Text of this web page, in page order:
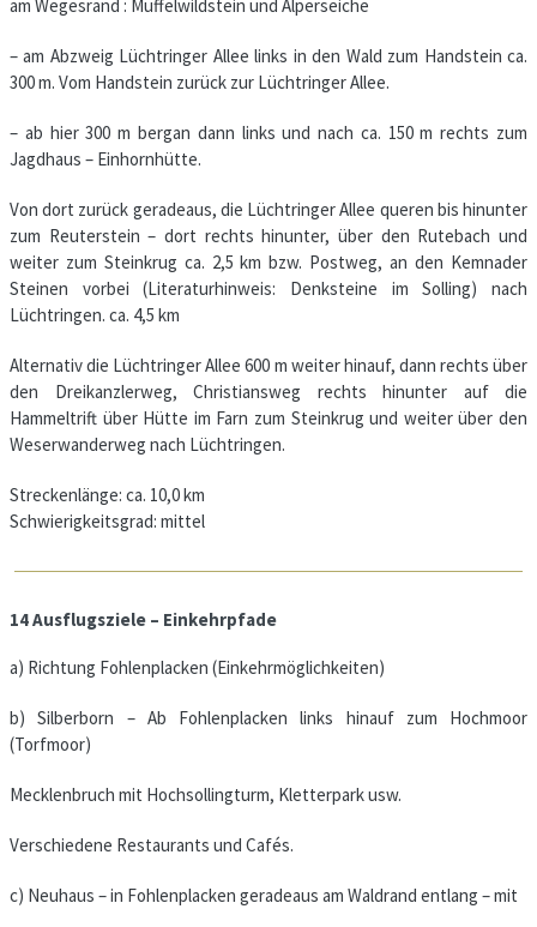
am Wegesrand : Muffelwildstein und Alperseiche
– am Abzweig Lüchtringer Allee links in den Wald zum Handstein ca.
300 m. Vom Handstein zurück zur Lüchtringer Allee.
– ab hier 300 m bergan dann links und nach ca. 150 m rechts zum
Jagdhaus – Einhornhütte.
Von dort zurück geradeaus, die Lüchtringer Allee queren bis hinunter
zum Reuterstein – dort rechts hinunter, über den Rutebach und
weiter zum Steinkrug ca. 2,5 km bzw. Postweg, an den Kemnader
Steinen vorbei (Literaturhinweis: Denksteine im Solling) nach
Lüchtringen. ca. 4,5 km
Alternativ die Lüchtringer Allee 600 m weiter hinauf, dann rechts über
den Dreikanzlerweg, Christiansweg rechts hinunter auf die
Hammeltrift über Hütte im Farn zum Steinkrug und weiter über den
Weserwanderweg nach Lüchtringen.
Streckenlänge: ca. 10,0 km
Schwierigkeitsgrad: mittel
14 Ausflugsziele – Einkehrpfade
a) Richtung Fohlenplacken (Einkehrmöglichkeiten)
b) Silberborn – Ab Fohlenplacken links hinauf zum Hochmoor
(Torfmoor)
Mecklenbruch mit Hochsollingturm, Kletterpark usw.
Verschiedene Restaurants und Cafés.
c) Neuhaus – in Fohlenplacken geradeaus am Waldrand entlang – mit